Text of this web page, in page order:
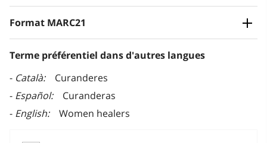
Format MARC21
Terme préférentiel dans d'autres langues
Català
Curanderes
Español
Curanderas
English
Women healers